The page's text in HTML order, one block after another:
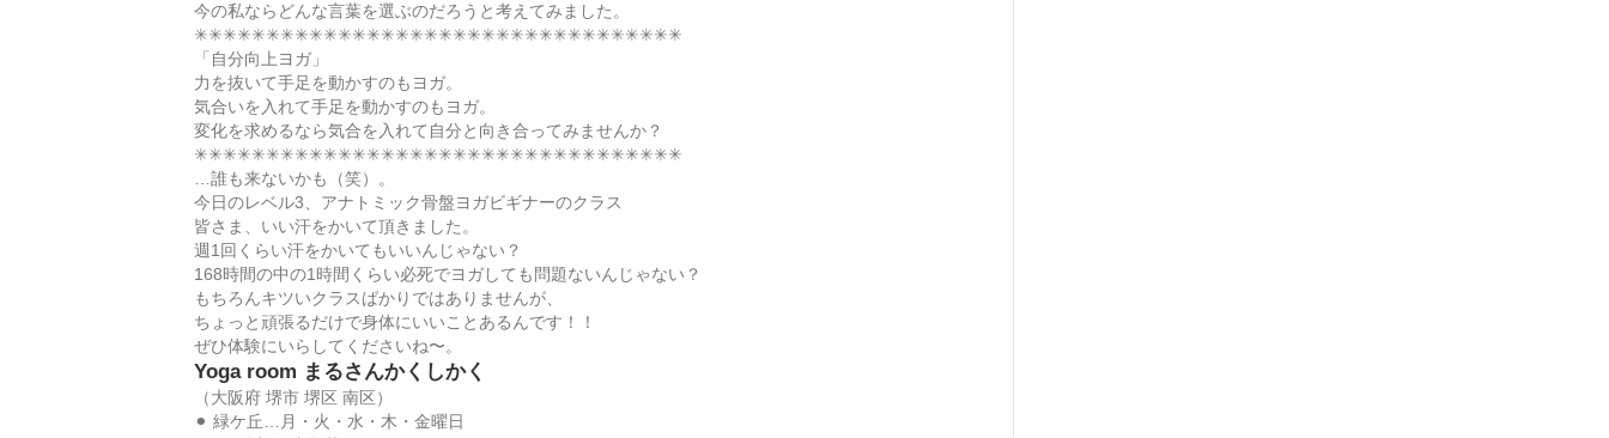
今の私ならどんな言葉を選ぶのだろうと考えてみました。
✳︎✳︎✳︎✳︎✳︎✳︎✳︎✳︎✳︎✳︎✳︎✳︎✳︎✳︎✳︎✳︎✳︎✳︎✳︎✳︎✳︎✳︎✳︎✳︎✳︎✳︎✳︎✳︎✳︎✳︎✳︎✳︎✳︎✳︎
「自分向上ヨガ」
力を抜いて手足を動かすのもヨガ。
気合いを入れて手足を動かすのもヨガ。
変化を求めるなら気合を入れて自分と向き合ってみませんか？
✳︎✳︎✳︎✳︎✳︎✳︎✳︎✳︎✳︎✳︎✳︎✳︎✳︎✳︎✳︎✳︎✳︎✳︎✳︎✳︎✳︎✳︎✳︎✳︎✳︎✳︎✳︎✳︎✳︎✳︎✳︎✳︎✳︎✳︎
…誰も来ないかも（笑）。
今日のレベル3、アナトミック骨盤ヨガビギナーのクラス
皆さま、いい汗をかいて頂きました。
週1回くらい汗をかいてもいいんじゃない？
168時間の中の1時間くらい必死でヨガしても問題ないんじゃない？
もちろんキツいクラスばかりではありませんが、
ちょっと頑張るだけで身体にいいことあるんです！！
ぜひ体験にいらしてくださいね〜。
Yoga room まるさんかくしかく
（大阪府 堺市 堺区 南区）
⚫︎ 緑ケ丘…月・火・水・木・金曜日